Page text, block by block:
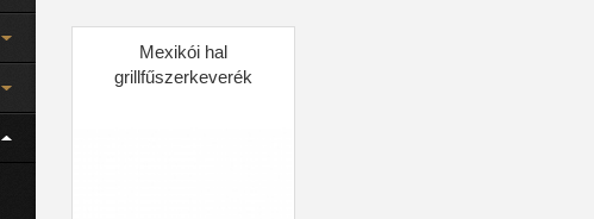
Mexikói hal
grillfűszerkeverék